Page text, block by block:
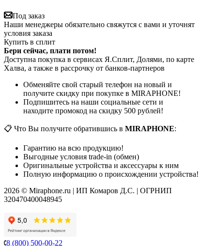
Под заказ
Наши менеджеры обязательно свяжутся с вами и уточнят
условия заказа
Купить в сплит
Бери сейчас, плати потом!
Доступна покупка в сервисах Я.Сплит, Долями, по карте
Халва, а также в рассрочку от банков-партнеров
Обменяйте свой старый телефон на новый и
получите скидку при покупке в MIRAPHONE!
Подпишитесь на наши социальные сети и
находите промокод на скидку 500 рублей!
📋 Что Вы получите обратившись в MIRAPHONE:
Гарантию на всю продукцию!
Выгодные условия trade-in (обмен)
Оригинальные устройства и аксессуары к ним
Полную информацию о происхождении устройства!
2026 © Miraphone.ru | ИП Комаров Д.С. | ОГРНИП
320470400048945
8 (800) 500-00-22